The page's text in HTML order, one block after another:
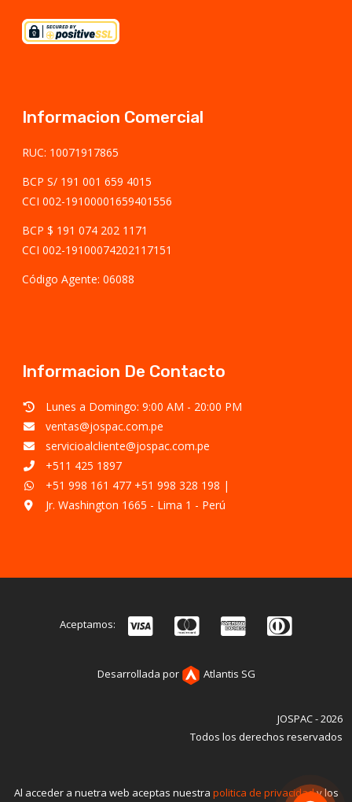
Informacion Comercial
RUC: 10071917865
BCP S/ 191 001 659 4015
CCI 002-19100001659401556
BCP $ 191 074 202 1171
CCI 002-19100074202117151
Código Agente: 06088
Informacion De Contacto
Lunes a Domingo: 9:00 AM - 20:00 PM
ventas@jospac.com.pe
servicioalcliente@jospac.com.pe
+511 425 1897
+51 998 161 477 +51 998 328 198 |
Jr. Washington 1665 - Lima 1 - Perú
Aceptamos:
Desarrollada por Atlantis SG
JOSPAC - 2026
Todos los derechos reservados
Al acceder a nuetra web aceptas nuestra politica de privacidady los